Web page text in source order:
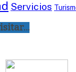
Servicios